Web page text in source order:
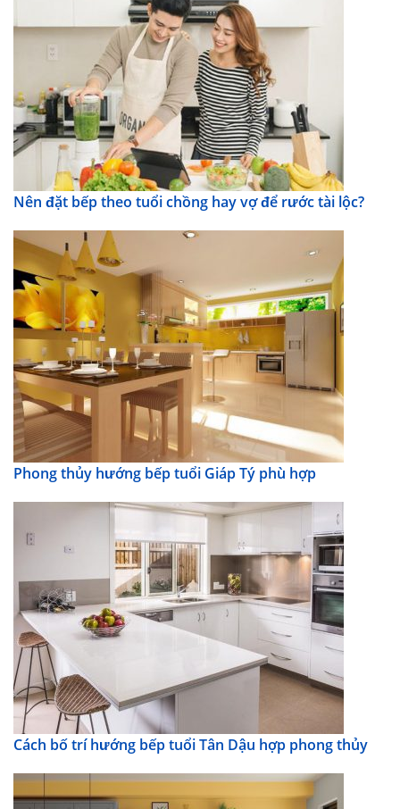
Nên đặt bếp theo tuổi chồng hay vợ để rước tài lộc?
Phong thủy hướng bếp tuổi Giáp Tý phù hợp
Cách bố trí hướng bếp tuổi Tân Dậu hợp phong thủy